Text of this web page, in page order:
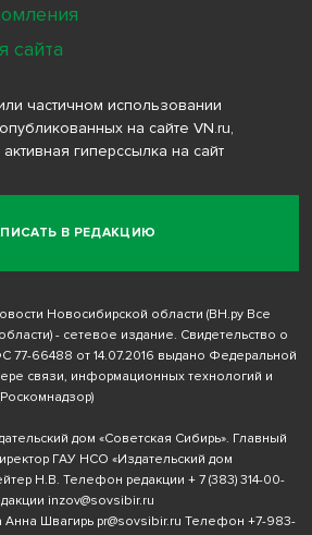
В РЕДАКЦИЮ
частичном использовании
на сайте VN.ru,
гиперссылка на сайт
Новосибирской области (ВН.ру Все
- сетевое издание. Свидетельство о
66488 от 14.07.2016 выдано Федеральной
связи, информационных технологий и
дом «Советская Сибирь». Главный
ГАУ НСО «Издательский дом
Н.В. Телефон редакции + 7 (383) 314-00-
inzov@sovsibir.ru
Анна Швагирь pr@sovsibir.ru Телефон +7-983-
сайта